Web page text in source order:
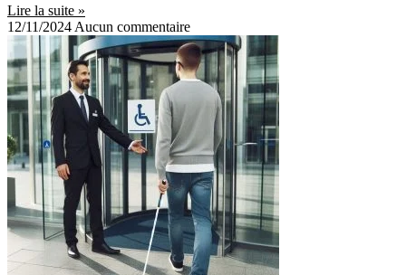
Lire la suite »
12/11/2024 Aucun commentaire